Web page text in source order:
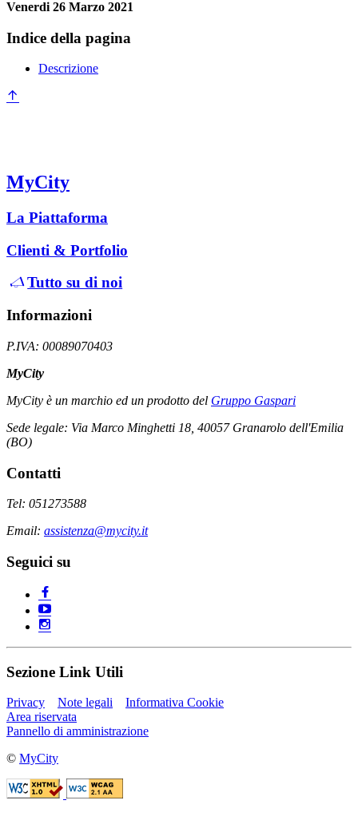
Venerdi 26 Marzo 2021
Indice della pagina
Descrizione
MyCity
La Piattaforma
Clienti & Portfolio
Tutto su di noi
Informazioni
P.IVA: 00089070403
MyCity
MyCity è un marchio ed un prodotto del Gruppo Gaspari
Sede legale: Via Marco Minghetti 18, 40057 Granarolo dell'Emilia
(BO)
Contatti
Tel: 051273588
Email: assistenza@mycity.it
Seguici su
Sezione Link Utili
Privacy Note legali
Informativa Cookie
Area riservata
Pannello di amministrazione
© MyCity